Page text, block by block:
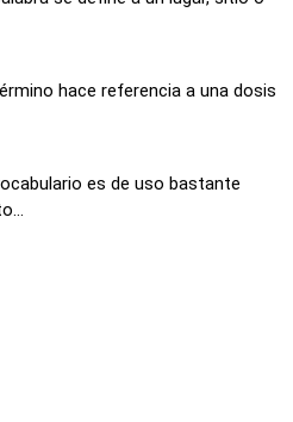
hace referencia a una dosis
es de uso bastante